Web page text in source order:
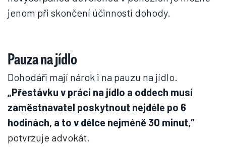
jenom při skončení účinnosti dohody.
Pauza na jídlo
Dohodáři mají nárok i na pauzu na jídlo.
„Přestávku v práci na jídlo a oddech musí
zaměstnavatel poskytnout nejdéle po 6
hodinách, a to v délce nejméně 30 minut,“
potvrzuje advokát.